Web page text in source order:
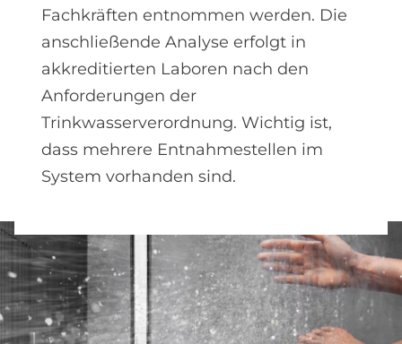
Fachkräften entnommen werden. Die
anschließende Analyse erfolgt in
akkreditierten Laboren nach den
Anforderungen der
Trinkwasserverordnung. Wichtig ist,
dass mehrere Entnahmestellen im
System vorhanden sind.